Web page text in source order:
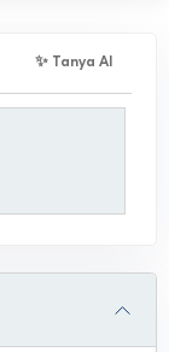
✨ Tanya AI